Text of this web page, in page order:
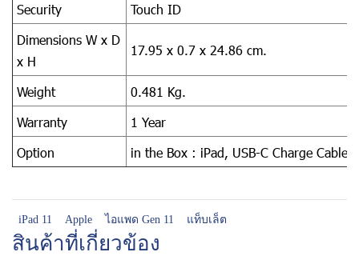
Security
Touch ID
Dimensions W x D
x H
17.95 x 0.7 x 24.86 cm.
Weight
0.481 Kg.
Warranty
1 Year
Option
in the Box : iPad, USB-C Charge Cable,
iPad 11 Apple ไอแพด Gen 11 แท็บเล็ต
สินค้าที่เกี่ยวข้อง